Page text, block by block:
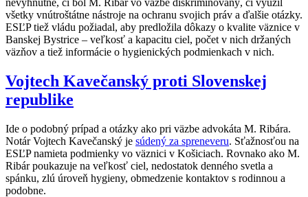
všetky vnútroštátne nástroje na ochranu svojich práv a ďalšie otázky.
ESĽP tiež vládu požiadal, aby predložila dôkazy o kvalite väznice v
Banskej Bystrice – veľkosť a kapacitu ciel, počet v nich držaných
väzňov a tiež informácie o hygienických podmienkach v nich.
Vojtech Kavečanský proti Slovenskej
republike
Ide o podobný prípad a otázky ako pri väzbe advokáta M. Ribára.
Notár Vojtech Kavečanský je súdený za spreneveru. Sťažnosťou na
ESĽP namieta podmienky vo väznici v Košiciach. Rovnako ako M.
Ribár poukazuje na veľkosť ciel, nedostatok denného svetla a
spánku, zlú úroveň hygieny, obmedzenie kontaktov s rodinnou a
podobne.